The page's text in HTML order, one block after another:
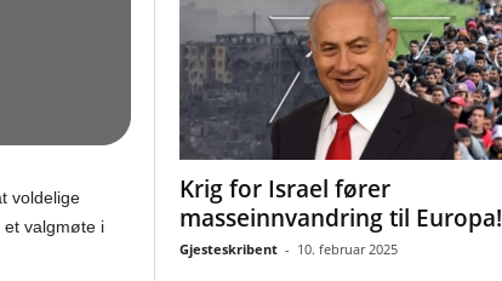
voldelige
valgmøte i
Krig for Israel fører
masseinnvandring til Europa!
Gjesteskribent - 10. februar 2025